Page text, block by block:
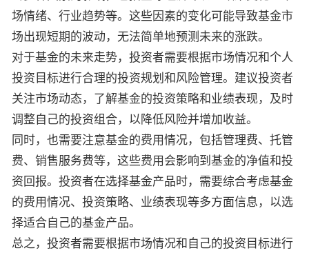
场情绪、行业趋势等。这些因素的变化可能导致基金市
场出现短期的波动，无法简单地预测未来的涨跌。
对于基金的未来走势，投资者需要根据市场情况和个人
投资目标进行合理的投资规划和风险管理。建议投资者
关注市场动态，了解基金的投资策略和业绩表现，及时
调整自己的投资组合，以降低风险并增加收益。
同时，也需要注意基金的费用情况，包括管理费、托管
费、销售服务费等，这些费用会影响到基金的净值和投
资回报。投资者在选择基金产品时，需要综合考虑基金
的费用情况、投资策略、业绩表现等多方面信息，以选
择适合自己的基金产品。
总之，投资者需要根据市场情况和自己的投资目标进行